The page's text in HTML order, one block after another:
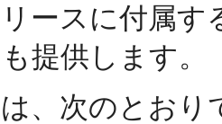
ースに付属
提供します。
、次のとおり